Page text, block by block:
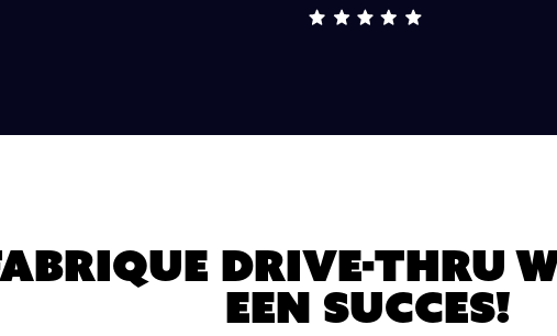
Drive-thru
een succes!